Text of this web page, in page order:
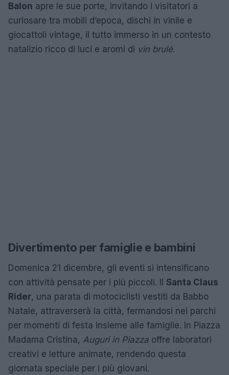
Balon apre le sue porte, invitando i visitatori a
curiosare tra mobili d’epoca, dischi in vinile e
giocattoli vintage, il tutto immerso in un contesto
natalizio ricco di luci e aromi di vin brulé.
Divertimento per famiglie e bambini
Domenica 21 dicembre, gli eventi si intensificano
con attività pensate per i più piccoli. Il Santa Claus
Rider, una parata di motociclisti vestiti da Babbo
Natale, attraverserà la città, fermandosi nei parchi
per momenti di festa insieme alle famiglie. In Piazza
Madama Cristina, Auguri in Piazza offre laboratori
creativi e letture animate, rendendo questa
giornata speciale per i più giovani.